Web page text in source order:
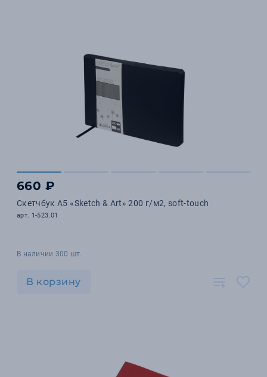
660 ₽
Скетчбук А5 «Sketch & Art» 200 г/м2, soft-touch
арт. 1-523.01
В наличии 300 шт.
В корзину